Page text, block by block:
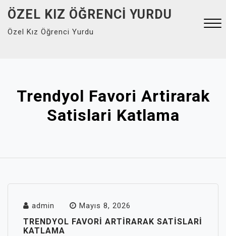
Skip
content
ÖZEL KIZ ÖĞRENCI YURDU
Özel Kız Öğrenci Yurdu
Trendyol Favori Artirarak
Satislari Katlama
admin Mayıs 8, 2026
TRENDYOL FAVORI ARTIRARAK SATISLARI
KATLAMA